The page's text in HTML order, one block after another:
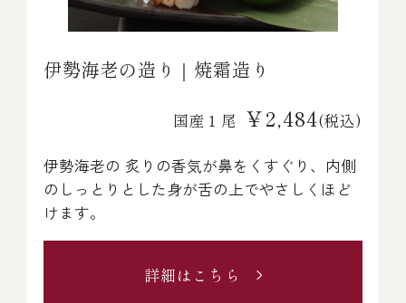
伊勢海老の造り｜焼霜造り
国産１尾 ￥2,484(税込)
伊勢海老の 炙りの香気が鼻をくすぐり、内側
のしっとりとした身が舌の上でやさしくほど
けます。
詳細はこちら